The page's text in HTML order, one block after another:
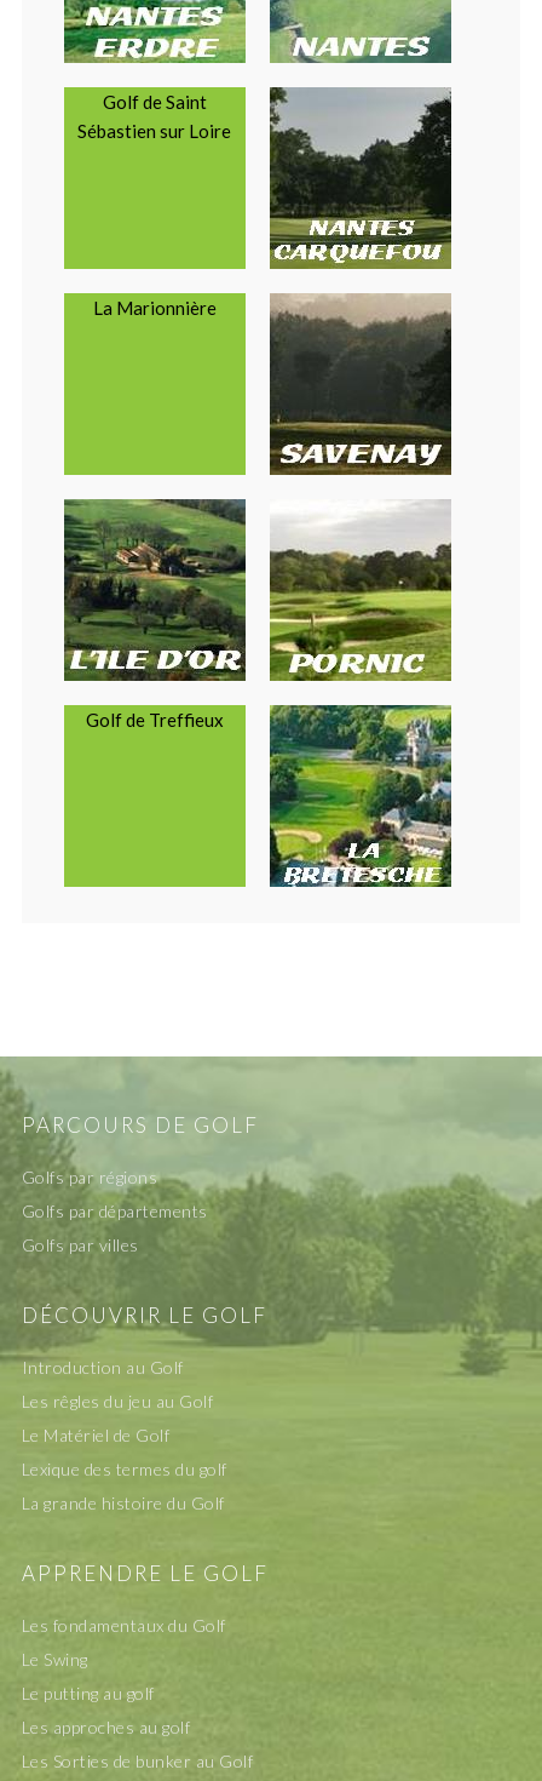
Golf de Saint
Sébastien sur Loire
La Marionnière
Golf de Treffieux
PARCOURS DE GOLF
Golfs par régions
Golfs par départements
Golfs par villes
DÉCOUVRIR LE GOLF
Introduction au Golf
Les rêgles du jeu au Golf
Le Matériel de Golf
Lexique des termes du golf
La grande histoire du Golf
APPRENDRE LE GOLF
Les fondamentaux du Golf
Le Swing
Le putting au golf
Les approches au golf
Les Sorties de bunker au Golf